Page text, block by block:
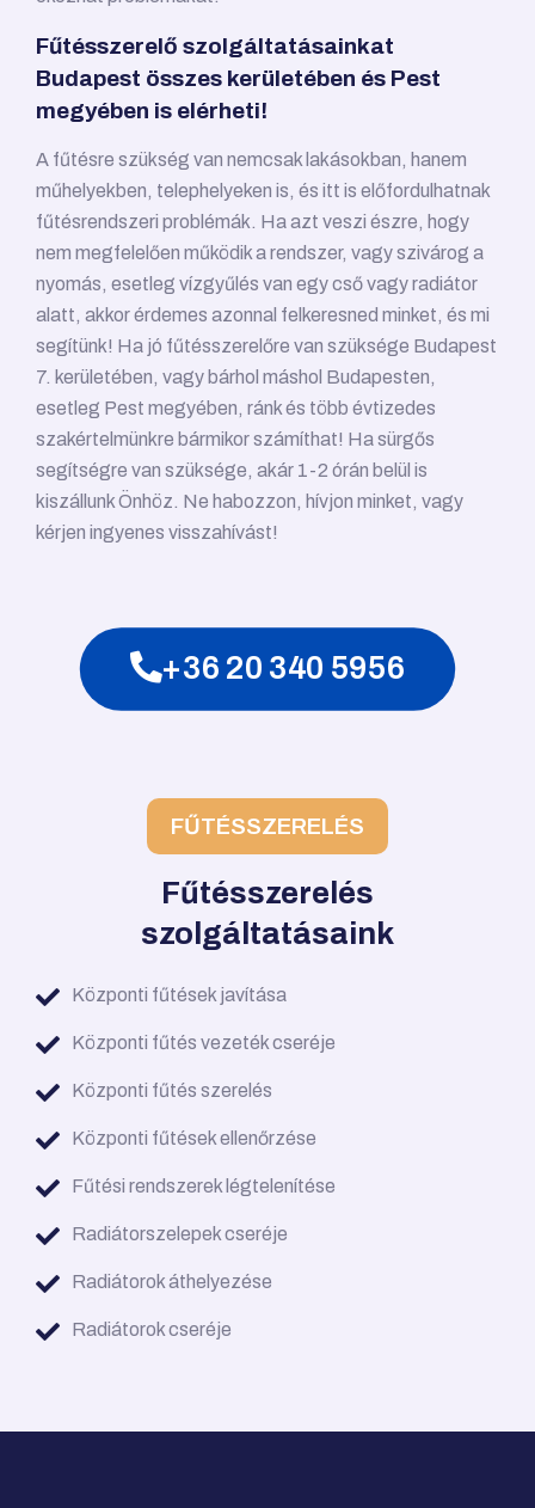
Fűtésszerelő szolgáltatásainkat
Budapest összes kerületében és Pest
megyében is elérheti!
A fűtésre szükség van nemcsak lakásokban, hanem
műhelyekben, telephelyeken is, és itt is előfordulhatnak
fűtésrendszeri problémák. Ha azt veszi észre, hogy
nem megfelelően működik a rendszer, vagy szivárog a
nyomás, esetleg vízgyűlés van egy cső vagy radiátor
alatt, akkor érdemes azonnal felkeresned minket, és mi
segítünk! Ha jó fűtésszerelőre van szüksége Budapest
7. kerületében, vagy bárhol máshol Budapesten,
esetleg Pest megyében, ránk és több évtizedes
szakértelmünkre bármikor számíthat! Ha sürgős
segítségre van szüksége, akár 1-2 órán belül is
kiszállunk Önhöz. Ne habozzon, hívjon minket, vagy
kérjen ingyenes visszahívást!
+36 20 340 5956
FŰTÉSSZERELÉS
Fűtésszerelés
szolgáltatásaink
Központi fűtések javítása
Központi fűtés vezeték cseréje
Központi fűtés szerelés
Központi fűtések ellenőrzése
Fűtési rendszerek légtelenítése
Radiátorszelepek cseréje
Radiátorok áthelyezése
Radiátorok cseréje